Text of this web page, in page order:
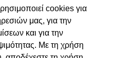
cookies για
μας, για την
και για την
Με τη χρήση